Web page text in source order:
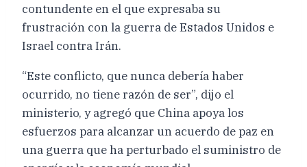
contundente en el que expresaba su
frustración con la guerra de Estados Unidos e
Israel contra Irán.
“Este conflicto, que nunca debería haber
ocurrido, no tiene razón de ser”, dijo el
ministerio, y agregó que China apoya los
esfuerzos para alcanzar un acuerdo de paz en
una guerra que ha perturbado el suministro de